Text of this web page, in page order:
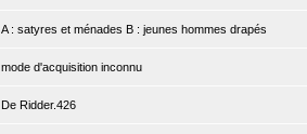
A : satyres et ménades B : jeunes hommes drapés
mode d'acquisition inconnu
De Ridder.426